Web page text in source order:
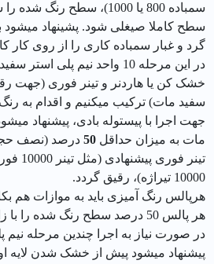
سمباده 800 یا 1000)، سطح
سطح کاملا صیغلی شود. پشینهاد میشود
گرد و غبار سمباده کاری را از روی کار
در این مرحله 10 واحد نیم پلی
خشک کن یا هاردنر و تینر فوری (جهت
سفید مات) ترکیب میکنیم و اقدام به
جهت اجرا با پیستوله بادی، پیشنهاد
مات به میزان حداقل50 درصد (نصف حجم
تینر
10000 تیراژه)، رقیق گردد.
هرپالس رنگ آمیزی باید به موازات هم
هر پالس 50 درصد سطح رنگ شده را با زاویه درست پوشش دهد.
در صورت نیاز به اجرا چندین مرحله نیم
پیشنهاد میشود پیش از خشک شدن لایه